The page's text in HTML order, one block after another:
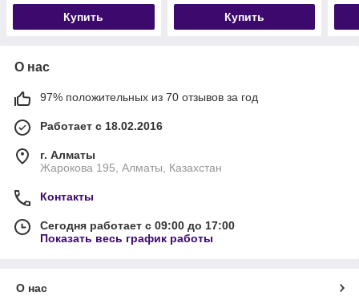
Купить Купить
О нас
97% положительных из 70 отзывов за год
Работает с 18.02.2016
г. Алматы
Жарокова 195, Алматы, Казахстан
Контакты
Сегодня работает с 09:00 до 17:00
Показать весь график работы
О нас